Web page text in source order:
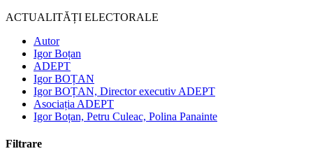
ACTUALITĂȚI ELECTORALE
Autor
Igor Boțan
ADEPT
Igor BOȚAN
Igor BOȚAN, Director executiv ADEPT
Asociația ADEPT
Igor Boțan, Petru Culeac, Polina Panainte
Filtrare